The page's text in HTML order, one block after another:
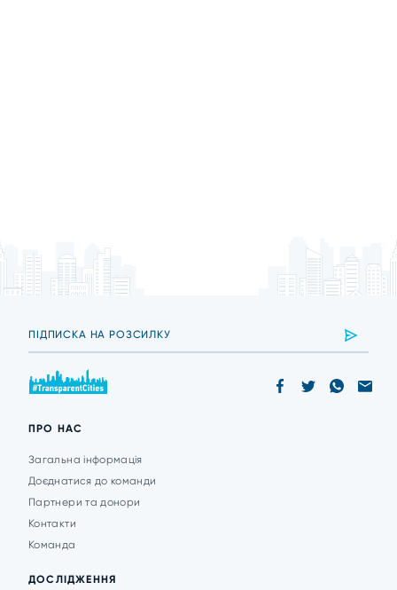
ПРО НАС
Загальна інформація
Доєднатися до команди
Партнери та донори
Контакти
Команда
ДОСЛІДЖЕННЯ